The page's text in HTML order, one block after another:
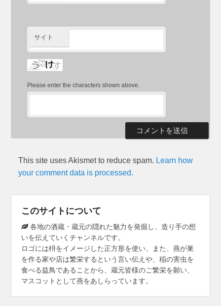
サイト
Please enter the characters shown above.
This site uses Akismet to reduce spam. Learn how
your comment data is processed.
このサイトについて
各地の酒蔵・蔵元の隠れた魅力を発掘し、造り手の想
いを伝えていくチャンネルです。
ロゴには枡をイメージした正方形を使い、また、燕が巣
を作る家や店は繁栄するという言い伝えや、稲の害虫を
食べる益鳥であることから、蔵元皆様のご繁栄を願い、
マスコットとして燕をあしらっています。